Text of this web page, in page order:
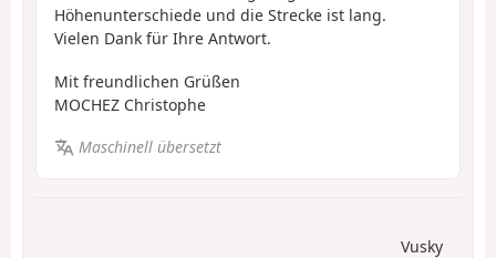
Höhenunterschiede und die Strecke ist lang.
Vielen Dank für Ihre Antwort.
Mit freundlichen Grüßen
MOCHEZ Christophe
Maschinell übersetzt
Vusky